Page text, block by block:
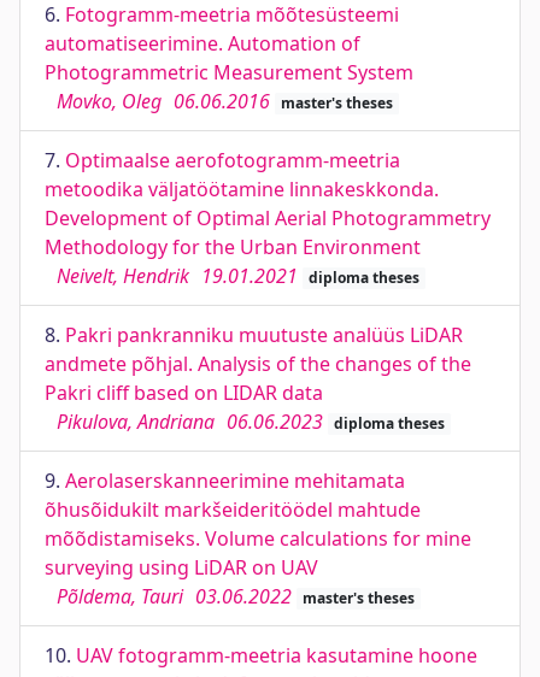
6. Fotogramm-meetria mõõtesüsteemi
automatiseerimine. Automation of
Photogrammetric Measurement System
Movko, Oleg 06.06.2016 master's theses
7. Optimaalse aerofotogramm-meetria
metoodika väljatöötamine linnakeskkonda.
Development of Optimal Aerial Photogrammetry
Methodology for the Urban Environment
Neivelt, Hendrik 19.01.2021 diploma theses
8. Pakri pankranniku muutuste analüüs LiDAR
andmete põhjal. Analysis of the changes of the
Pakri cliff based on LIDAR data
Pikulova, Andriana 06.06.2023 diploma theses
9. Aerolaserskanneerimine mehitamata
õhusõidukilt markšeideritöödel mahtude
mõõdistamiseks. Volume calculations for mine
surveying using LiDAR on UAV
Põldema, Tauri 03.06.2022 master's theses
10. UAV fotogramm-meetria kasutamine hoone